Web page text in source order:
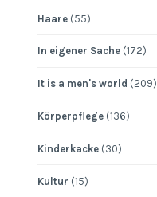
Haare(55)
In eigener Sache(172)
It is a men's world (209)
Körperpflege(136)
Kinderkacke(30)
Kultur (15)